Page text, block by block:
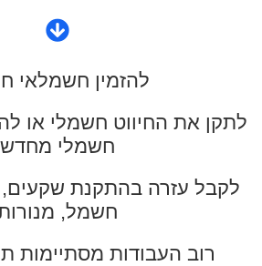
להזמין חשמלאי
לתקן את החיווט חשמלי או
חשמלי מחדש
לקבל עזרה בהתקנת
חשמל,
רוב העבודות מסתיימות תוך 1-2